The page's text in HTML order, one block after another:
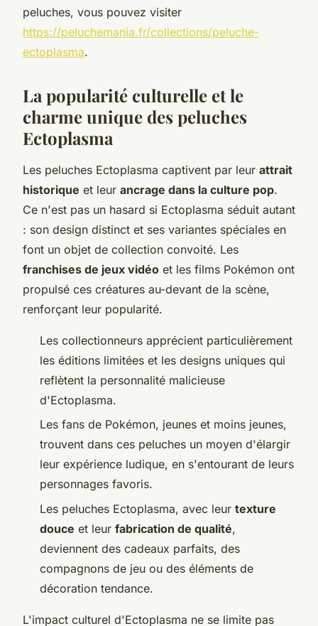
peluches, vous pouvez visiter
https://peluchemania.fr/collections/peluche-
ectoplasma.
La popularité culturelle et le
charme unique des peluches
Ectoplasma
Les peluches Ectoplasma captivent par leur attrait
historique et leur ancrage dans la culture pop.
Ce n'est pas un hasard si Ectoplasma séduit autant
: son design distinct et ses variantes spéciales en
font un objet de collection convoité. Les
franchises de jeux vidéo et les films Pokémon ont
propulsé ces créatures au-devant de la scène,
renforçant leur popularité.
Les collectionneurs apprécient particulièrement
les éditions limitées et les designs uniques qui
reflètent la personnalité malicieuse
d'Ectoplasma.
Les fans de Pokémon, jeunes et moins jeunes,
trouvent dans ces peluches un moyen d'élargir
leur expérience ludique, en s'entourant de leurs
personnages favoris.
Les peluches Ectoplasma, avec leur texture
douce et leur fabrication de qualité,
deviennent des cadeaux parfaits, des
compagnons de jeu ou des éléments de
décoration tendance.
L'impact culturel d'Ectoplasma ne se limite pas